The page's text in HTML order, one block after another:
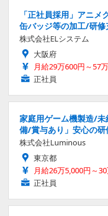
「正社員採用」アニ
缶バッジ等の加工/研修
株式会社ELシステム
大阪府
月給29万600円～57
正社員
家庭用ゲーム機製造/
備/賞与あり」安心の研
株式会社Luminous
東京都
月給26万5,000円～
正社員